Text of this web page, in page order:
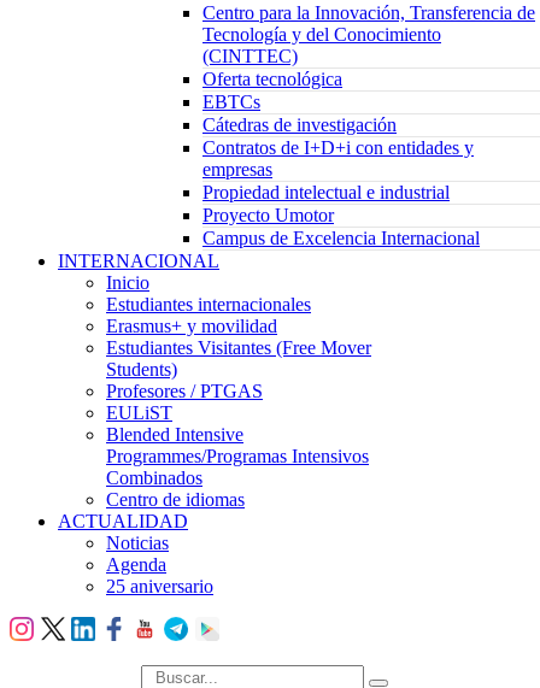
Centro para la Innovación, Transferencia de
Tecnología y del Conocimiento
(CINTTEC)
Oferta tecnológica
EBTCs
Cátedras de investigación
Contratos de I+D+i con entidades y
empresas
Propiedad intelectual e industrial
Proyecto Umotor
Campus de Excelencia Internacional
INTERNACIONAL
Inicio
Estudiantes internacionales
Erasmus+ y movilidad
Estudiantes Visitantes (Free Mover
Students)
Profesores / PTGAS
EULiST
Blended Intensive
Programmes/Programas Intensivos
Combinados
Centro de idiomas
ACTUALIDAD
Noticias
Agenda
25 aniversario
búsqueda